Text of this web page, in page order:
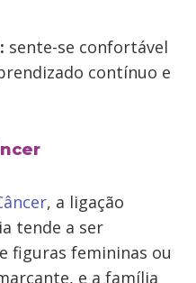
sente-se confortável
contínuo e
, a ligação
tende a ser
figuras femininas ou
e a família